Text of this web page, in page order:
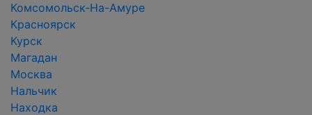
Комсомольск-На-Амуре
Красноярск
Курск
Магадан
Москва
Нальчик
Находка